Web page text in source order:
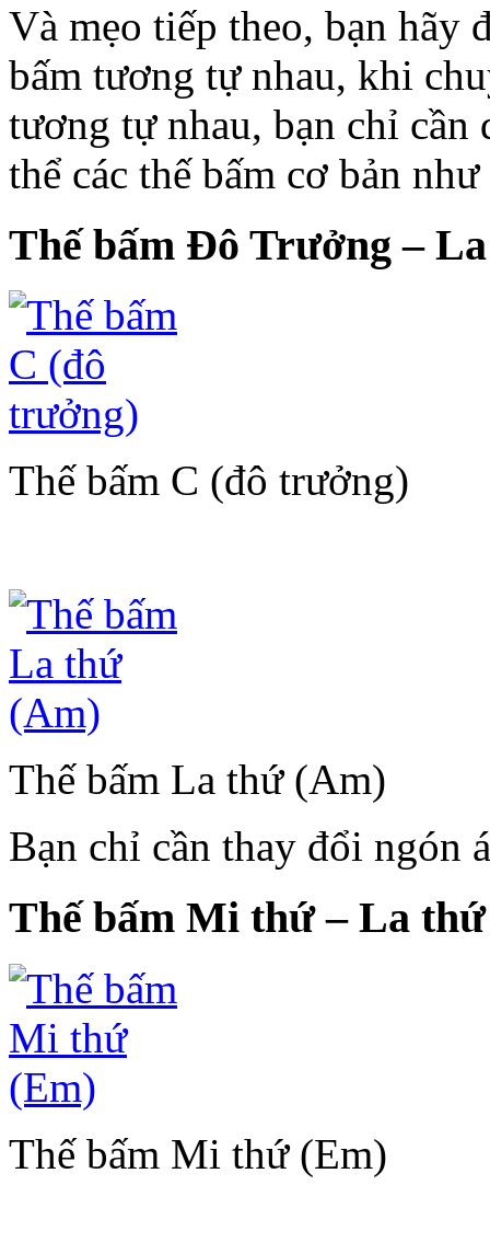
Và mẹo tiếp theo, bạn hãy
bấm tương tự nhau, khi
tương tự nhau, bạn chỉ
thể các thế bấm cơ bản như
Thế bấm Đô Trưởng –
Thế bấm C (đô trưởng)
Thế bấm La thứ (Am)
Bạn chỉ cần thay đổi ngón
Thế bấm Mi thứ – La
Thế bấm Mi thứ (Em)